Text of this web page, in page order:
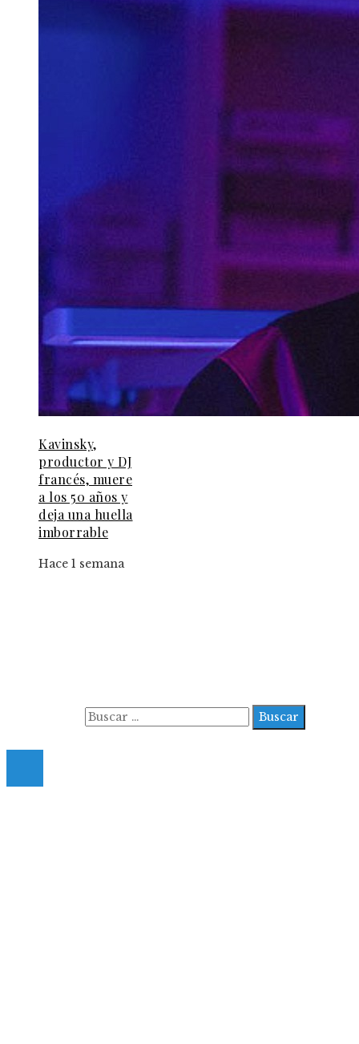
Kavinsky,
productor y DJ
francés, muere
a los 50 años y
deja una huella
imborrable
Hace 1 semana